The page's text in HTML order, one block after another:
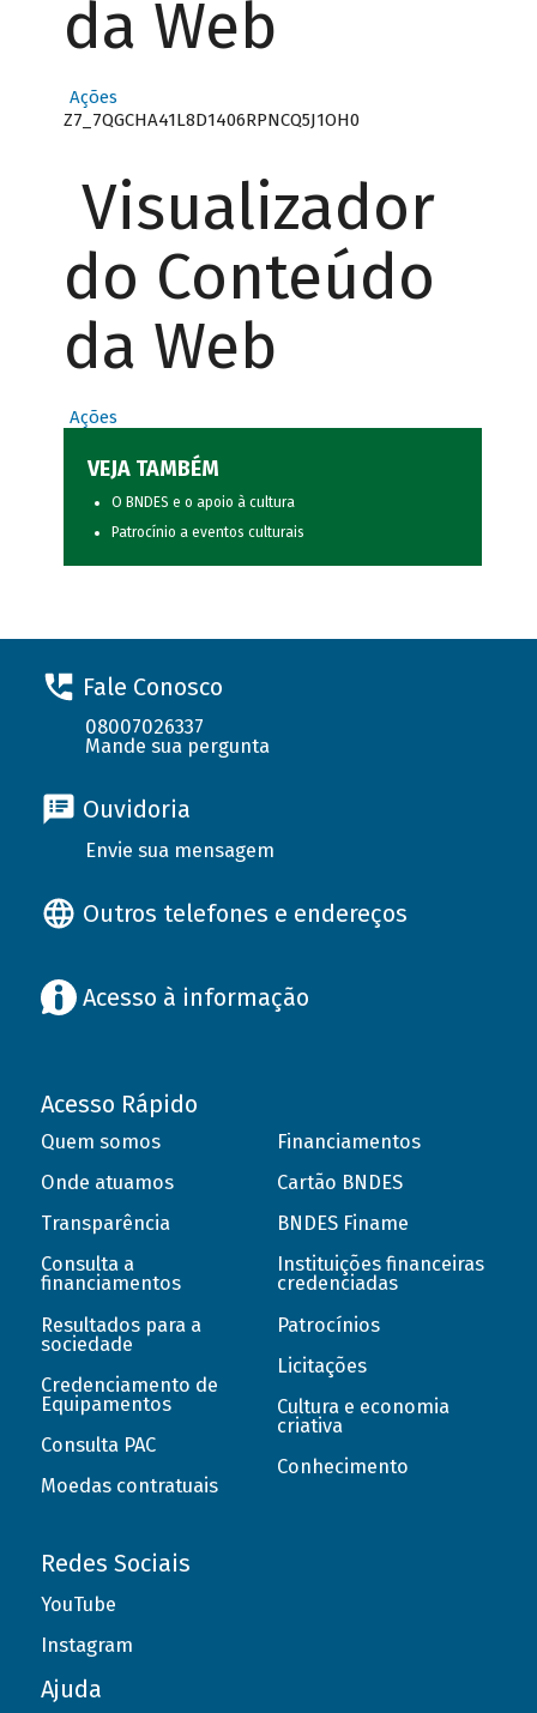
da Web
Ações
Z7_7QGCHA41L8D1406RPNCQ5J1OH0
Visualizador
do Conteúdo
da Web
Ações
VEJA TAMBÉM
O BNDES e o apoio à cultura
Patrocínio a eventos culturais
Fale Conosco
08007026337
Mande sua pergunta
Ouvidoria
Envie sua mensagem
Outros telefones e endereços
Acesso à informação
Acesso Rápido
Quem somos
Onde atuamos
Transparência
Consulta a
financiamentos
Resultados para a
sociedade
Credenciamento de
Equipamentos
Consulta PAC
Moedas contratuais
Financiamentos
Cartão BNDES
BNDES Finame
Instituições financeiras
credenciadas
Patrocínios
Licitações
Cultura e economia
criativa
Conhecimento
Redes Sociais
YouTube
Instagram
Ajuda